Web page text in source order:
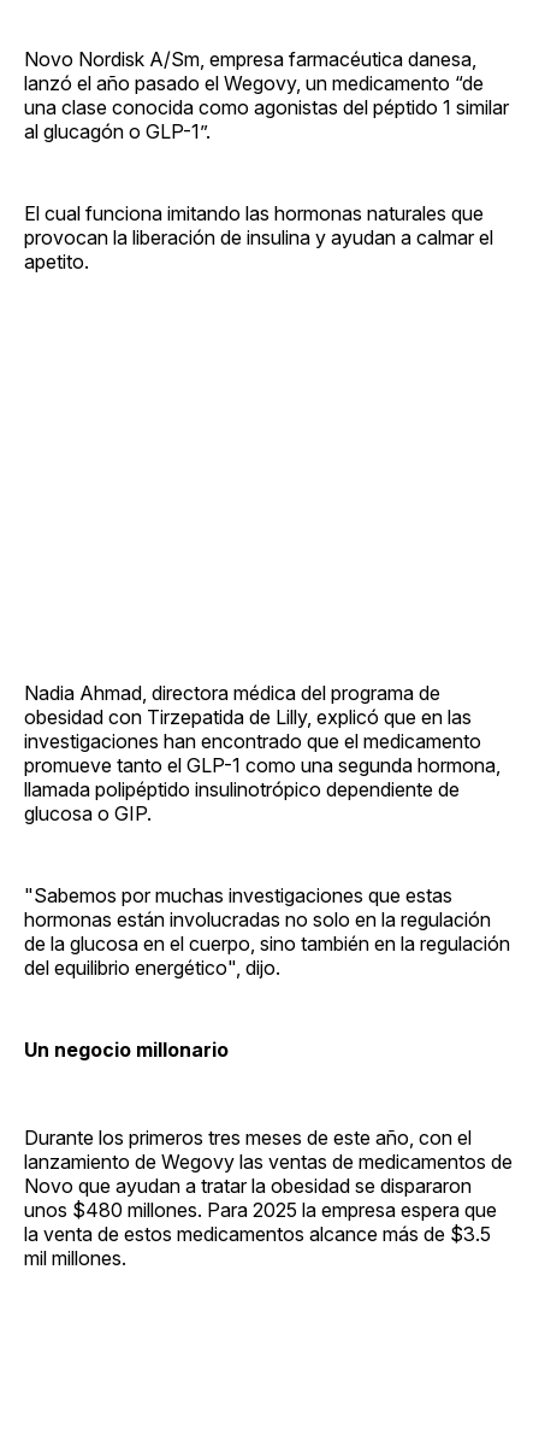
Novo Nordisk A/Sm, empresa farmacéutica danesa,
lanzó el año pasado el Wegovy, un medicamento “de
una clase conocida como agonistas del péptido 1 similar
al glucagón o GLP-1”.
El cual funciona imitando las hormonas naturales que
provocan la liberación de insulina y ayudan a calmar el
apetito.
Nadia Ahmad, directora médica del programa de
obesidad con Tirzepatida de Lilly, explicó que en las
investigaciones han encontrado que el medicamento
promueve tanto el GLP-1 como una segunda hormona,
llamada polipéptido insulinotrópico dependiente de
glucosa o GIP.
"Sabemos por muchas investigaciones que estas
hormonas están involucradas no solo en la regulación
de la glucosa en el cuerpo, sino también en la regulación
del equilibrio energético", dijo.
Un negocio millonario
Durante los primeros tres meses de este año, con el
lanzamiento de Wegovy las ventas de medicamentos de
Novo que ayudan a tratar la obesidad se dispararon
unos $480 millones. Para 2025 la empresa espera que
la venta de estos medicamentos alcance más de $3.5
mil millones.